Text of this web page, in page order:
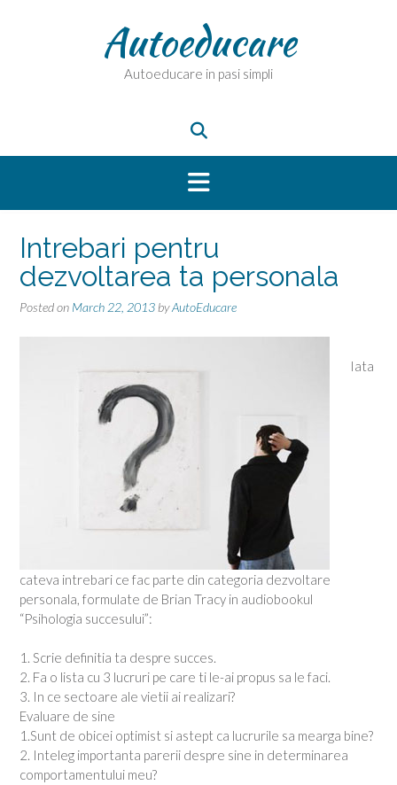
Autoeducare
Autoeducare in pasi simpli
Intrebari pentru
dezvoltarea ta personala
Posted on March 22, 2013 byAutoEducare
Iata
cateva intrebari ce fac parte din categoria dezvoltare
personala, formulate de Brian Tracy in audiobookul
“Psihologia succesului”:
1. Scrie definitia ta despre succes.
2. Fa o lista cu 3 lucruri pe care ti le-ai propus sa le faci.
3. In ce sectoare ale vietii ai realizari?
Evaluare de sine
1.Sunt de obicei optimist si astept ca lucrurile sa mearga bine?
2. Inteleg importanta parerii despre sine in determinarea
comportamentului meu?